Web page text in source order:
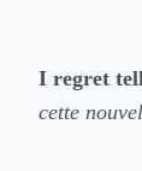
I regret
cette